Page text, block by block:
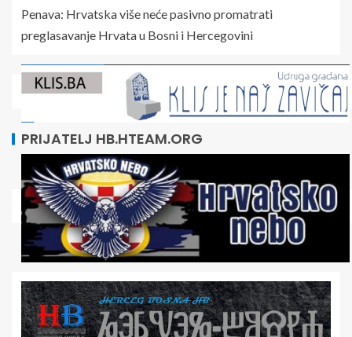
Penava: Hrvatska više neće pasivno promatrati
preglasavanje Hrvata u Bosni i Hercegovini
PRIJATELJ HB.HTEAM.ORG